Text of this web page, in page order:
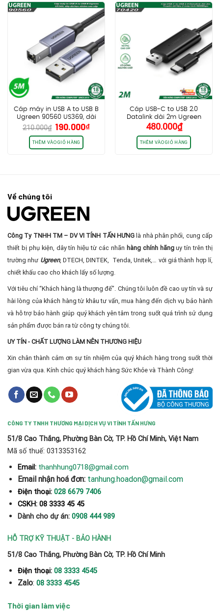
Cáp máy in USB A to USB B
Ugreen 90560 US369, dài
5m, dây dù bọc nhôm cao
cấp
210.000₫ Giá
gốc
là:
210.000₫.
190.000₫Giá
THÊM VÀO GIỎ HÀNG
Cáp USB-C to USB 2.0
Datalink dài 2m Ugreen
70420, Truyền dữ liệu 2 máy
tính 480Mbps
480.000₫
THÊM VÀO GIỎ HÀNG
Về chúng tôi
Công Ty TNHH TM – DV VI TÍNH TẤN HƯNG là nhà phân phối, cung cấp
thiết bị phụ kiện, dây tín hiệu từ các nhãn hàng chính hãnguy tín trên thị
trường như Ugreen, DTECH, DINTEK, Tenda, Unitek,… với giá thành hợp lí,
chiết khấu cao cho khách lấy số lượng.
Với tiêu chí “Khách hàng là thượng đế”. Chúng tôi luôn đề cao uy tín và sự
hài lòng của khách hàng từ khâu tư vấn, mua hàng đến dịch vụ bảo hành
và hỗ trợ bảo hành giúp quý khách yên tâm trong suốt quá trình sử dụng
sản phẩm được bán ra từ công ty chúng tôi.
UY TÍN - CHẤT LƯỢNG LÀM NÊN THƯƠNG HIỆU
Xin chân thành cảm ơn sự tín nhiệm của quý khách hàng trong suốt thời
gian vừa qua. Kính chúc quý khách hàng Sức Khỏe và Thành Công!
CÔNG TY TNHH THƯƠNG MẠI DỊCH VỤ VI TÍNH TẤN HƯNG
51/8 Cao Thắng, Phường Bàn Cờ, TP. Hồ Chí Minh, Việt Nam
Mã số thuế: 0313353162
Email: thanhhung0718@gmail.com
Email nhận hoá đơn: tanhung.hoadon@gmail.com
Điện thoại: 028 6679 7406
CSKH: 08 3333 45 45
Dành cho dự án: 0908 444 989
HỖ TRỢ KỸ THUẬT - BẢO HÀNH
51/8 Cao Thắng, Phường Bàn Cờ, TP. Hồ Chí Minh
Điện thoại: 08 3333 4545
Zalo: 08 3333 4545
Thời gian làm việc